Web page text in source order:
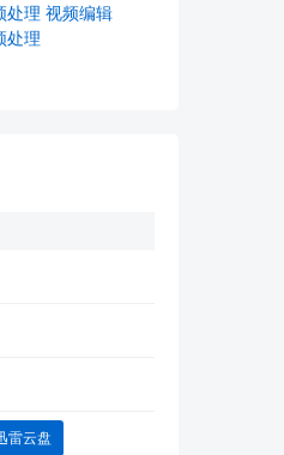
处理 视频编辑
处理
雷云盘